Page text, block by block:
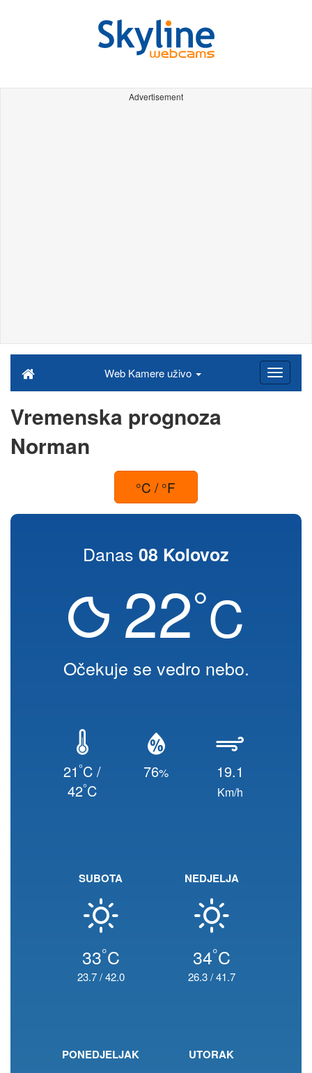
Advertisement
Web Kamere uživo
Vremenska prognoza
Norman
°C / °F
Danas 08 Kolovoz
22°C
Očekuje se vedro nebo.
21°C /
42°C
76% 19.1
Km/h
SUBOTA
33°C
23.7/42.0
NEDJELJA
34°C
26.3/41.7
PONEDJELJAK UTORAK